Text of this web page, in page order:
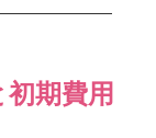
期費用